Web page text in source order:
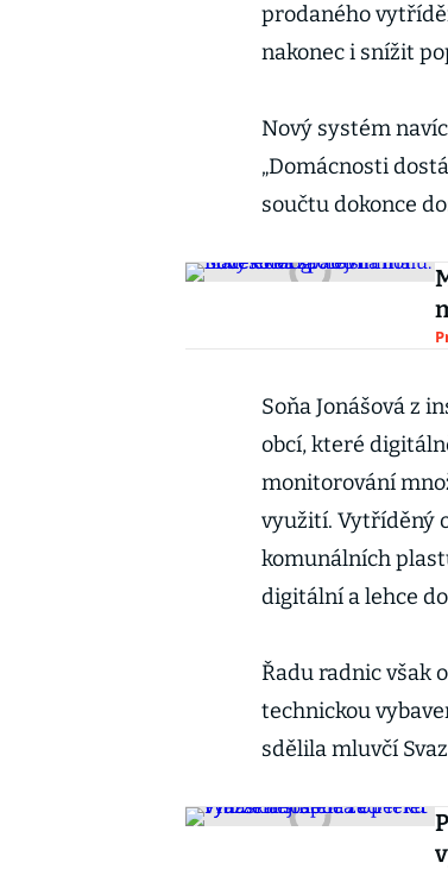
prodaného
nakonec i snížit
Nový systém
„Domácnosti
součtu dokonce
Soňa Jonášová z
obcí, které
monitorování
využití. Vytříděný
komunálních
digitální a lehce
Řadu radnic však
technickou
sdělila mluvčí